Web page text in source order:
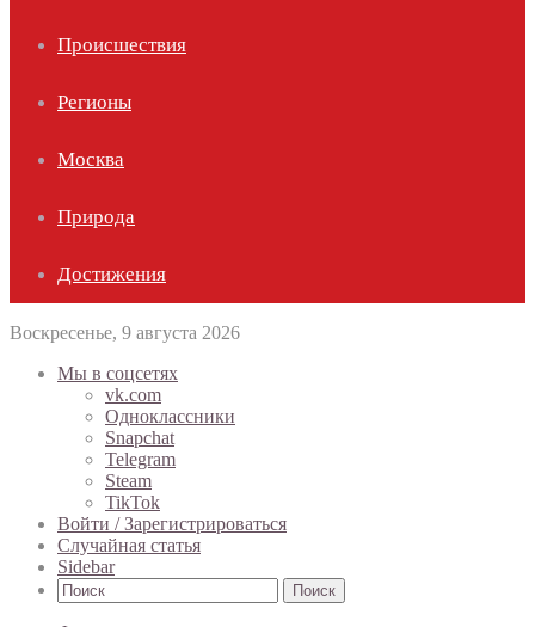
Происшествия
Регионы
Москва
Природа
Достижения
Воскресенье, 9 августа 2026
Мы в соцсетях
vk.com
Одноклассники
Snapchat
Telegram
Steam
TikTok
Войти / Зарегистрироваться
Случайная статья
Sidebar
Поиск